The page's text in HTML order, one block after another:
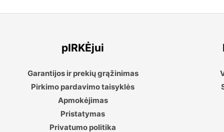
pIRKĖjui
Garantijos ir prekių grąžinimas
Pirkimo pardavimo taisyklės
Apmokėjimas
Pristatymas
Privatumo politika